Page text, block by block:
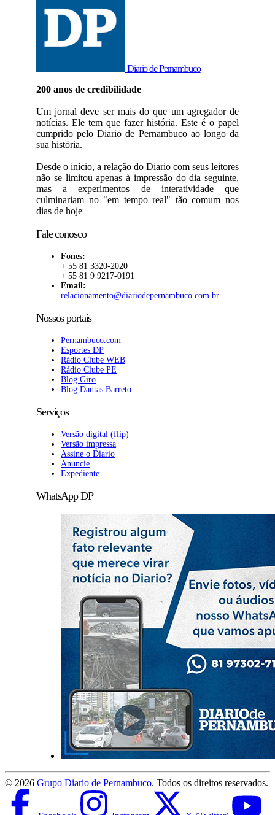
Diario de Pernambuco
200 anos de credibilidade
Um jornal deve ser mais do que um agregador de
notícias. Ele tem que fazer história. Este é o papel
cumprido pelo Diario de Pernambuco ao longo da
sua história.
Desde o início, a relação do Diario com seus leitores
não se limitou apenas à impressão do dia seguinte,
mas a experimentos de interatividade que
culminariam no "em tempo real" tão comum nos
dias de hoje
Fale conosco
Fones:
+ 55 81 3320-2020
+ 55 81 9 9217-0191
Email:
relacionamento@diariodepernambuco.com.br
Nossos portais
Pernambuco.com
Esportes DP
Rádio Clube WEB
Rádio Clube PE
Blog Giro
Blog Dantas Barreto
Serviços
Versão digital (flip)
Versão impressa
Assine o Diario
Anuncie
Expediente
WhatsApp DP
© 2026 Grupo Diario de Pernambuco. Todos os direitos reservados.